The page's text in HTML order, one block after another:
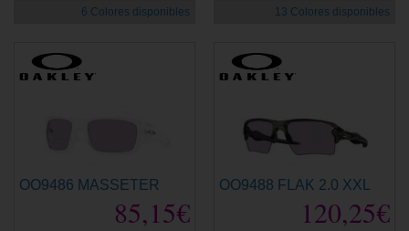
6 Colores disponibles 13 Colores disponibles
OO9486 MASSETER
85,15€
OO9488 FLAK 2.0 XXL
120,25€